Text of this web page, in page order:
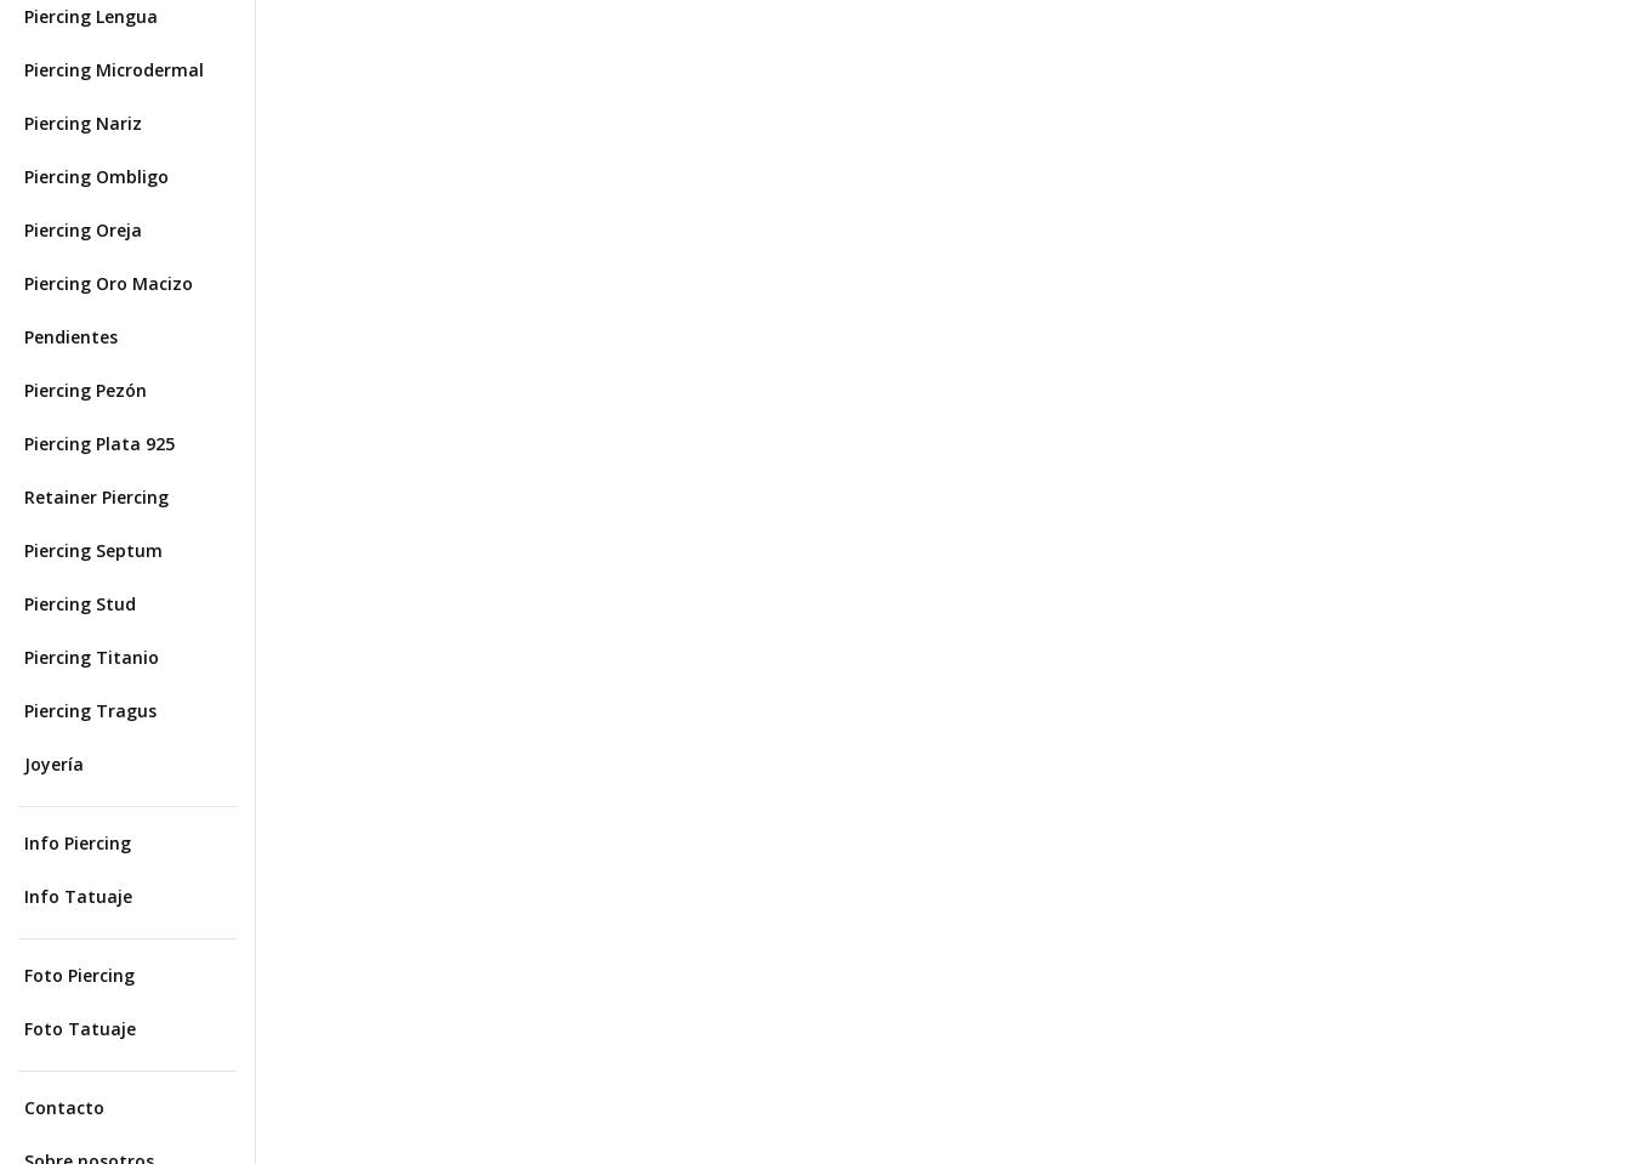
Piercing Lengua
Piercing Microdermal
Piercing Nariz
Piercing Ombligo
Piercing Oreja
Piercing Oro Macizo
Pendientes
Piercing Pezón
Piercing Plata 925
Retainer Piercing
Piercing Septum
Piercing Stud
Piercing Titanio
Piercing Tragus
Joyería
Info Piercing
Info Tatuaje
Foto Piercing
Foto Tatuaje
Contacto